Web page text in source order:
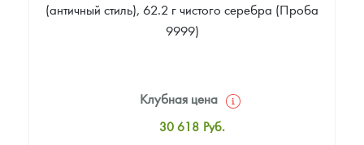
(античный стиль), 62.2 г чистого серебра (Проба
9999)
Клубная цена
30 618 Руб.